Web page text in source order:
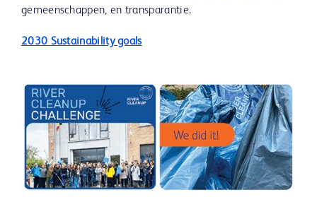
gemeenschappen, en transparantie.
2030 Sustainability goals